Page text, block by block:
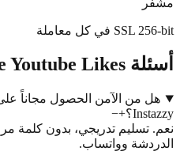
على إعجابات على يوتيوب في
نعم. تسليم تدريجي، بدون كلمة مرور، دفع آمن ودعم 24/7 عبر